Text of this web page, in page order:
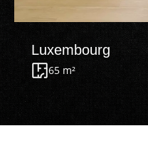
Luxembourg
65 m²